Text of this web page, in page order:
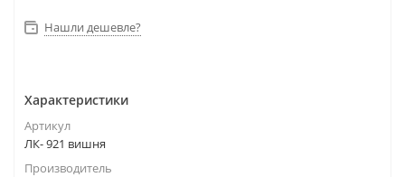
Нашли дешевле?
Характеристики
Артикул
ЛК- 921 вишня
Производитель